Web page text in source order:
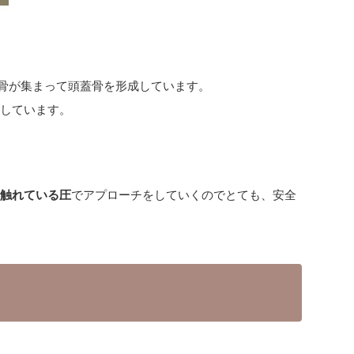
が集まって頭蓋骨を形成しています。
ています。
れている圧でアプローチをしていくのでとても、安全